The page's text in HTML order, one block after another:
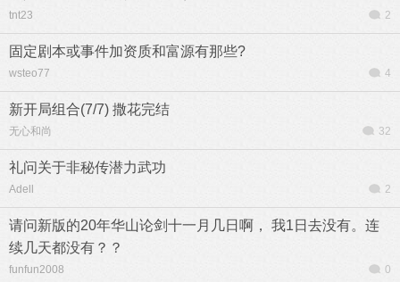
tnt23 2
固定剧本或事件加资质和富源有那些?
wsteo77 4
新开局组合(7/7) 撒花完结
无心和尚 32
礼问关于非秘传潜力武功
Adell 2
请问新版的20年华山论剑十一月几日啊， 我1日去没有。连
续几天都没有？？
funfun2008 0